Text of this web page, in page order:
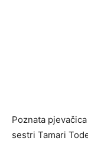
Poznata
sestri Tamari